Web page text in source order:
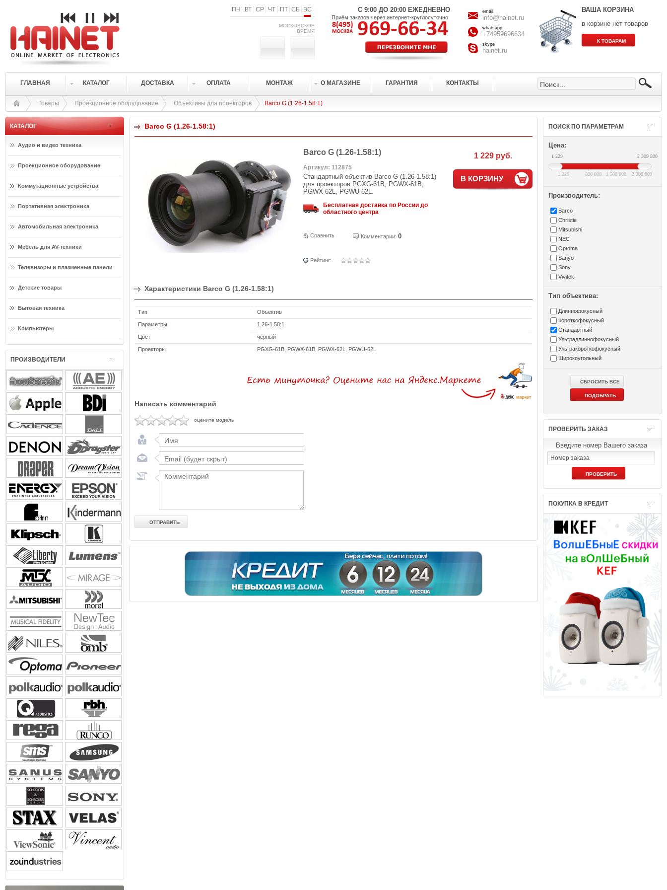
ПН ВТ СР ЧТ ПТ СБ ВС
МОСКОВСКОЕ
ВРЕМЯ
С 9:00 ДО 20:00 ЕЖЕДНЕВНО
Приём заказов через интернет-круглосуточно
email
info@hainet.ru
whatsapp
+74959696634
skype
hainet.ru
ВАША КОРЗИНА
в корзине нет товаров
ГЛАВНАЯ КАТАЛОГ ДОСТАВКА ОПЛАТА МОНТАЖ О МАГАЗИНЕ ГАРАНТИЯ КОНТАКТЫ
Товары Проекционное оборудование Объективы для проекторов Barco G (1.26-1.58:1)
КАТАЛОГ
Аудио и видео техника
Проекционное оборудование
Коммутационные устройства
Портативная электроника
Автомобильная электроника
Мебель для AV-техники
Телевизоры и плазменные панели
Детские товары
Бытовая техника
Компьютеры
ПРОИЗВОДИТЕЛИ
Barco G (1.26-1.58:1)
Barco G (1.26-1.58:1)
Артикул: 112875
Стандартный объектив Barco G (1.26-1.58:1)
для проекторов PGXG-61B, PGWX-61B,
PGWX-62L, PGWU-62L.
Бесплатная доставка по России до
областного центра
Сравнить Комментарии: 0
Рейтинг:
1 229 руб.
В КОРЗИНУ
Характеристики Barco G (1.26-1.58:1)
Тип Объектив
Параметры 1.26-1.58:1
Цвет черный
Проекторы PGXG-61B, PGWX-61B, PGWX-62L, PGWU-62L
Написать комментарий
оцените модель
ПОИСК ПО ПАРАМЕТРАМ
Цена:
1 229 2 309 800
1 229 2 309 809
800 000 1 500 000
Производитель:
Barco
Christie
Mitsubishi
NEC
Optoma
Sanyo
Sony
Vivitek
Тип объектива:
Длиннофокусный
Короткофокусный
Стандартный
Ультрадлиннофокусный
Ультракороткофокусный
Широкоугольный
ПРОВЕРИТЬ ЗАКАЗ
Введите номер Вашего заказа
ПОКУПКА В КРЕДИТ